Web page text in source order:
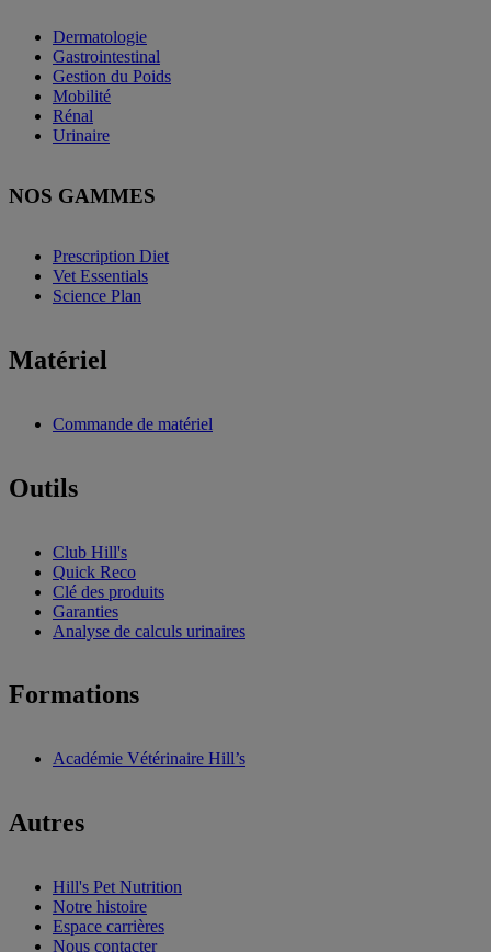
Dermatologie
Gastrointestinal
Gestion du Poids
Mobilité
Rénal
Urinaire
NOS GAMMES
Prescription Diet
Vet Essentials
Science Plan
Matériel
Commande de matériel
Outils
Club Hill's
Quick Reco
Clé des produits
Garanties
Analyse de calculs urinaires
Formations
Académie Vétérinaire Hill’s
Autres
Hill's Pet Nutrition
Notre histoire
Espace carrières
Nous contacter